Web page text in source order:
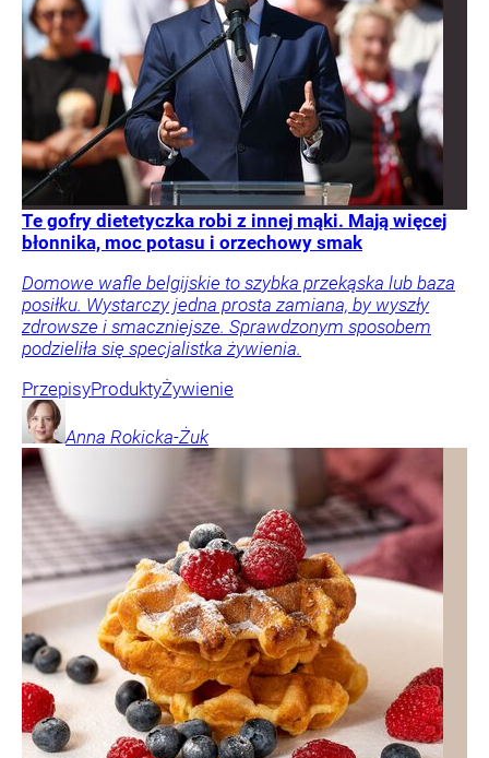
Te gofry dietetyczka robi z innej mąki. Mają więcej
błonnika, moc potasu i orzechowy smak
Domowe wafle belgijskie to szybka przekąska lub baza
posiłku. Wystarczy jedna prosta zamiana, by wyszły
zdrowsze i smaczniejsze. Sprawdzonym sposobem
podzieliła się specjalistka żywienia.
PrzepisyProduktyŻywienie
Anna Rokicka-Żuk